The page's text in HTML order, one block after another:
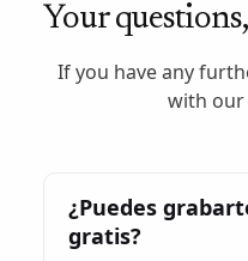
Your
If you have any
with our
¿Puedes
gratis?